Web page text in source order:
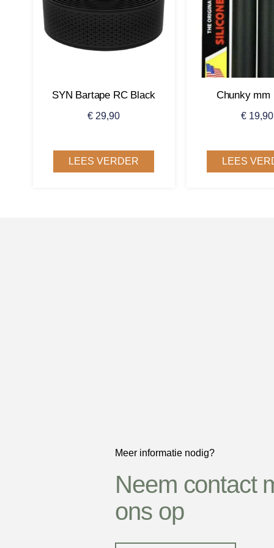
SYN Bartape RC Black
€ 29,90
LEES VERDER
Chunky mm
€ 19,90
LEES
Meer informatie nodig?
Neem contact
ons op